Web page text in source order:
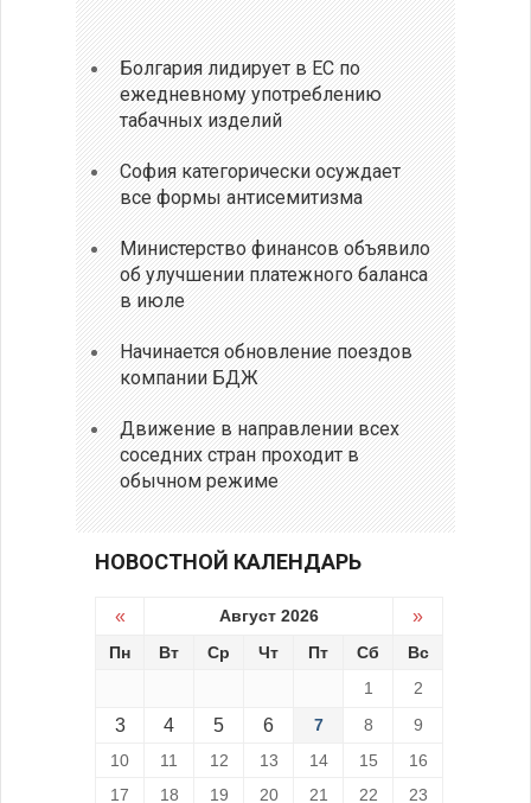
Болгария лидирует в ЕС по
ежедневному употреблению
табачных изделий
София категорически осуждает
все формы антисемитизма
Министерство финансов объявило
об улучшении платежного баланса
в июле
Начинается обновление поездов
компании БДЖ
Движение в направлении всех
соседних стран проходит в
обычном режиме
НОВОСТНОЙ КАЛЕНДАРЬ
« Август 2026 »
Пн Вт Ср Чт Пт Сб
Вс
1
2
3 4 5 6 7 8
9
10
11 12 13 14 15
16
17
18 19 20 21 22 23